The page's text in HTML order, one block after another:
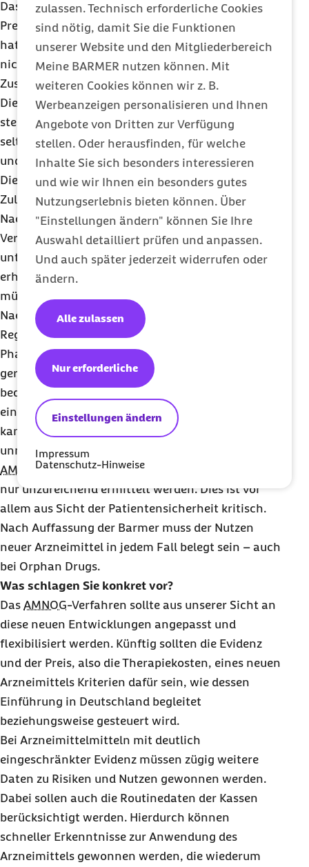
zulassen. Technisch erforderliche Cookies
sind nötig, damit Sie die Funktionen
unserer Website und den Mitgliederbereich
Meine BARMER nutzen können. Mit
weiteren Cookies können wir z. B.
Werbeanzeigen personalisieren und Ihnen
Angebote von Dritten zur Verfügung
stellen. Oder herausfinden, für welche
Inhalte Sie sich besonders interessieren
und wie wir Ihnen ein besonders gutes
Nutzungserlebnis bieten können. Über
"Einstellungen ändern" können Sie Ihre
Auswahl detailliert prüfen und anpassen.
Und auch später jederzeit widerrufen oder
ändern.
Einstellungen ändern
Nur erforderliche
Alle zulassen
Impressum
Datenschutz-Hinweise
Das 2011 eingeführteAMNOGals
Preisverhandlungsverfahren für neue Arzneimittel
hat sich bewährt. Das zentrale Element ist dabei
nicht der Preis des Arzneimittels, sondern der
Zusatznutzen gegenüber bestehenden Therapien.
Die Herausforderung für dasAMNOG-Verfahren
stellen seit einigen Jahren Arzneimittel gegen
seltene Erkrankungen, so genannteOrphan Drugs
und andere Arzneien mit bedingter Zulassung dar.
Diese Arzneimittel unterliegen seitens der
Zulassungsbehörden deutlich geringeren
Nachweispflichten zur Wirksamkeit und
Verträglichkeit. Daher wird die Zulassung zumeist
unter der Bedingung erteilt, weitere Daten zu
erheben. Da das Arzneimittel aber zugelassen ist,
müssen die Kassen es bezahlen, auch wenn der
Nachweis über den Nutzen erst im Rahmen der
Regelversorgung erforscht wird.
Pharmahersteller bringen auf Grund der
geringeren Auflagen immer mehr Arzneimittel mit
bedingter Zulassung auf den Markt, die sich in
einem hochpreisigen Segment bewegen. Somit
kann der Nutzen eines Arzneimittels im
unmittelbar nach der Markteinführung startenden
AMNOG-Verfahren in diesen Fällen gar nicht oder
nur unzureichend ermittelt werden. Dies ist vor
allem aus Sicht der Patientensicherheit kritisch.
Nach Auffassung der Barmer muss der Nutzen
neuer Arzneimittel in jedem Fall belegt sein – auch
bei Orphan Drugs.
Was schlagen Sie konkret vor?
Das AMNOG-Verfahren sollte aus unserer Sicht an
diese neuen Entwicklungen angepasst und
flexibilisiert werden. Künftig sollten die Evidenz
und der Preis, also die Therapiekosten, eines neuen
Arzneimittels Kriterien dafür sein, wie dessen
Einführung in Deutschland begleitet
beziehungsweise gesteuert wird.
Bei Arzneimittelmitteln mit deutlich
eingeschränkter Evidenz müssen zügig weitere
Daten zu Risiken und Nutzen gewonnen werden.
Dabei sollen auch die Routinedaten der Kassen
berücksichtigt werden. Hierdurch können
schneller Erkenntnisse zur Anwendung des
Arzneimittels gewonnen werden, die wiederum